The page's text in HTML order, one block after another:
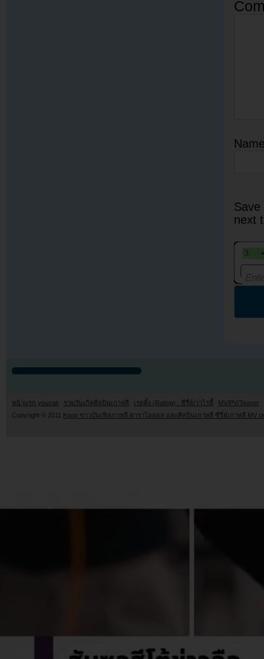
next
หน้าแรก youzab รวมวันเกิดศิลปินเกาหลี เรตติ้ง (Rating) : ซีรี่ย์/วาไรตี้
MV/PV/Teaser
Copyright © 2011 Kpop ข่าวบันเทิงเกาหลี ดาราไอดอล และศิลปินเกาหลี ซีรี่ย์เกาหลี MV